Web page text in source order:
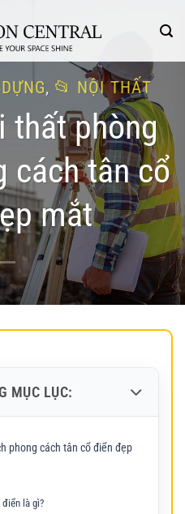
, NỘI THẤT
thất phòng
cách tân cổ
mắt
MỤC LỤC:
phong cách tân cổ điển đẹp
là gì?